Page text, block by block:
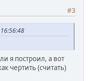
#3
я построил, а вот
чертить (считать)